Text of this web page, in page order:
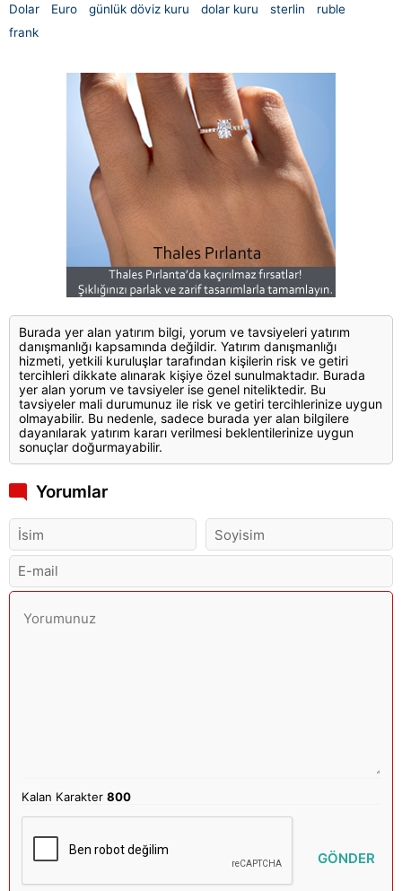
Dolar Euro günlük döviz kuru dolar kuru sterlin
ruble
frank
Burada yer alan yatırım bilgi, yorum ve tavsiyeleri yatırım
danışmanlığı kapsamında değildir. Yatırım danışmanlığı
hizmeti, yetkili kuruluşlar tarafından kişilerin risk ve getiri
tercihleri dikkate alınarak kişiye özel sunulmaktadır. Burada
yer alan yorum ve tavsiyeler ise genel niteliktedir. Bu
tavsiyeler mali durumunuz ile risk ve getiri tercihlerinize uygun
olmayabilir. Bu nedenle, sadece burada yer alan bilgilere
dayanılarak yatırım kararı verilmesi beklentilerinize uygun
sonuçlar doğurmayabilir.
Yorumlar
Kalan Karakter800
GÖNDER